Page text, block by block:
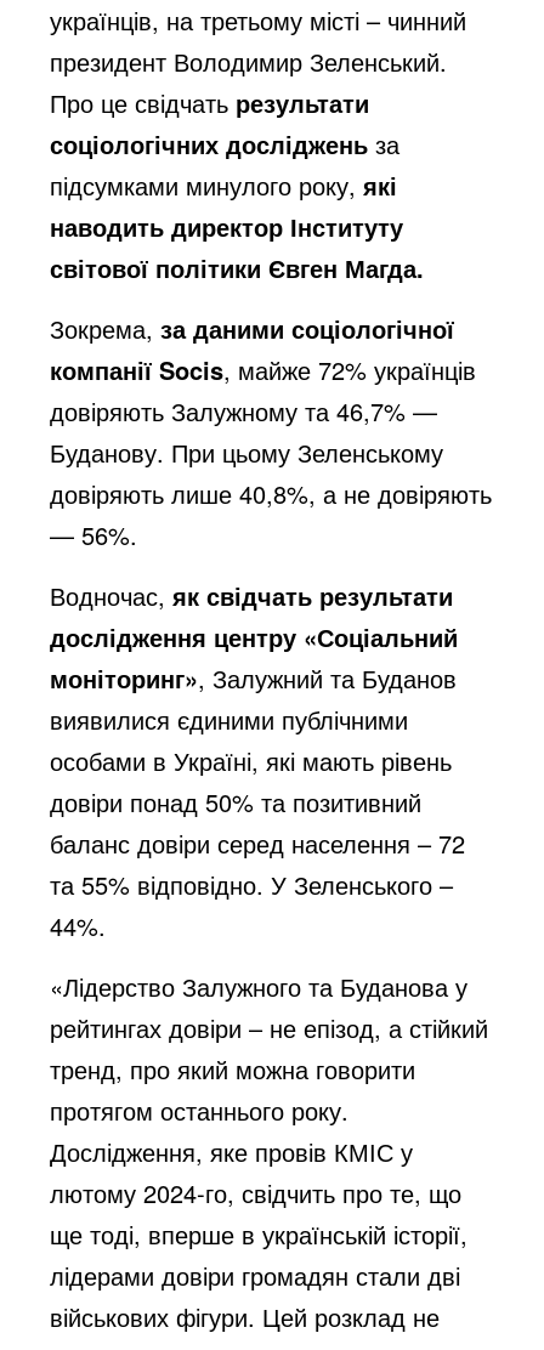
українців, на третьому місті – чинний
президент Володимир Зеленський.
Про це свідчать результати
соціологічних досліджень за
підсумками минулого року,які
наводить директор Інституту
світової політики Євген Магда.
Зокрема,за даними соціологічної
компанії Socis, майже 72% українців
довіряють Залужному та 46,7% —
Буданову. При цьому Зеленському
довіряють лише 40,8%, а не довіряють
— 56%.
Водночас,як свідчать результати
дослідження центру «Соціальний
моніторинг», Залужний та Буданов
виявилися єдиними публічними
особами в Україні, які мають рівень
довіри понад 50% та позитивний
баланс довіри серед населення – 72
та 55% відповідно. У Зеленського –
44%.
«Лідерство Залужного та Буданова у
рейтингах довіри – не епізод, а стійкий
тренд, про який можна говорити
протягом останнього року.
Дослідження, яке провів КМІС у
лютому 2024-го, свідчить про те, що
ще тоді, вперше в українській історії,
лідерами довіри громадян стали дві
військових фігури. Цей розклад не